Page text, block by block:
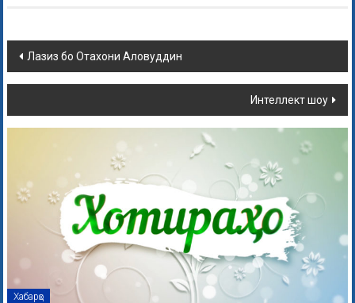
Лазиз бо Отахони Аловуддин
Интеллект шоу
Хабарҳо